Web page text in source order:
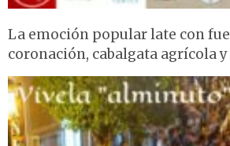
La emoción popular late con
coronación, cabalgata agrícola